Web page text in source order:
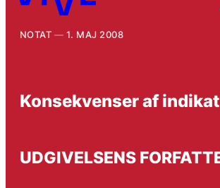
NOTAT 1. MAJ 2008
Konsekvenser af
UDGIVELSENS